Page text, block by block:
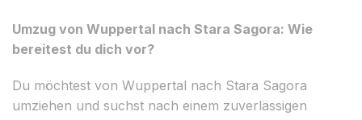
Umzug von Wuppertal nach Stara Sagora: Wie
bereitest du dich vor?
Du möchtest von Wuppertal nach Stara Sagora
umziehen und suchst nach einem zuverlässigen